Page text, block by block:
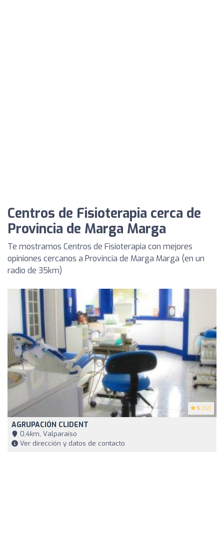
Centros de Fisioterapia cerca de
Provincia de Marga Marga
Te mostramos Centros de Fisioterapia con mejores
opiniones cercanos a Provincia de Marga Marga (en un
radio de 35km)
5 (32)
AGRUPACIÓN CLIDENT
0,4km, Valparaíso
Ver dirección y datos de contacto